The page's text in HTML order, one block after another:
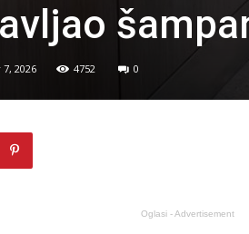
7, 2026 4752 0
Oglasi - Advertisement